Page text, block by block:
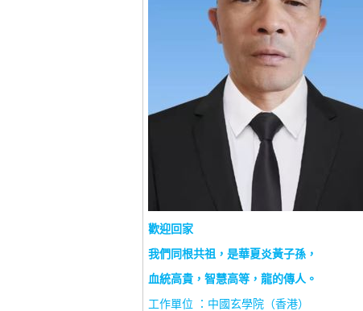
歡迎回家
我們同根共祖，是華夏炎黃子孫，
血統高貴，智慧高等，龍的傳人。
工作單位 ：中國玄學院（香港）